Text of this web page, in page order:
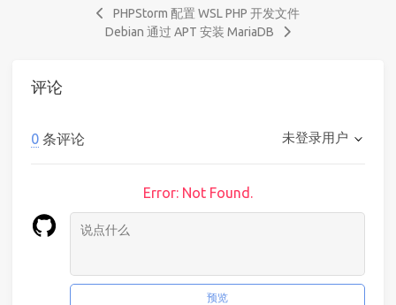
PHPStorm 配置 WSL PHP 开发文件
Debian 通过 APT 安装 MariaDB
评论
0 条评论 未登录用户
Error: Not Found.
预览